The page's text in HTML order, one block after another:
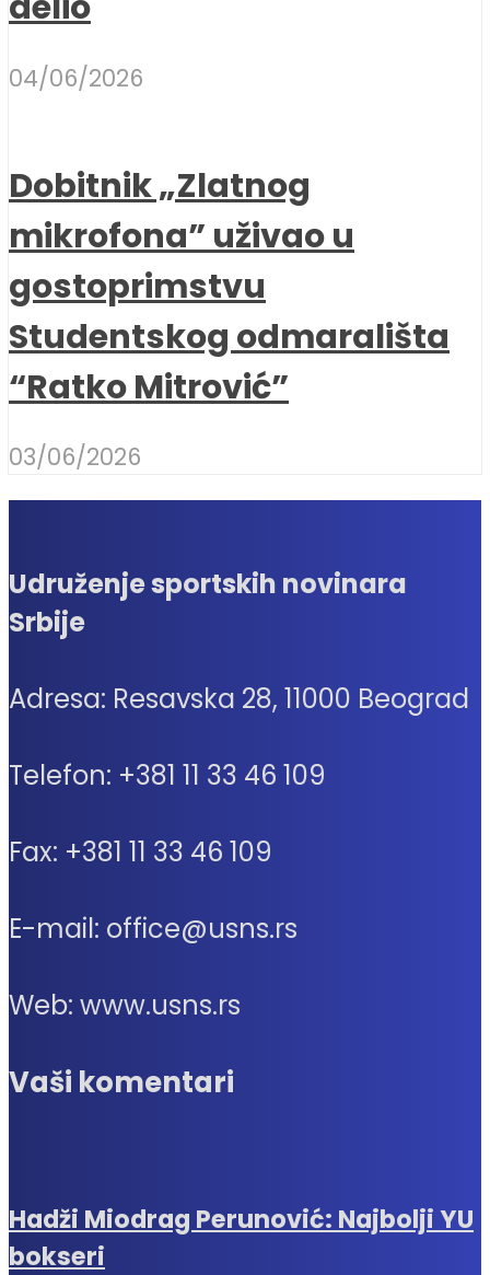
04/06/2026
Dobitnik „Zlatnog
mikrofona” uživao u
gostoprimstvu
Studentskog odmarališta
“Ratko Mitrović”
03/06/2026
Udruženje sportskih novinara
Srbije
Adresa: Resavska 28, 11000 Beograd
Telefon: +381 11 33 46 109
Fax: +381 11 33 46 109
E-mail: office@usns.rs
Web: www.usns.rs
Vaši komentari
Hadži Miodrag Perunović: Najbolji YU
bokseri